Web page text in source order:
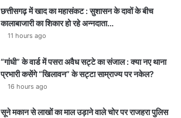
छत्तीसगढ़ में खाद का महासंकट : सुशासन के दावों के बीच
कालाबाजारी का शिकार हो रहे अन्नदाता…
11 hours ago
“गांधी” के वार्ड में पसरा अवैध सट्टे का संजाल : क्या नए थाना
प्रभारी कसेंगे “खिलावन” के सट्टा साम्राज्य पर नकेल?
16 hours ago
सूने मकान से लाखों का माल उड़ाने वाले चोर पर राजहरा पुलिस